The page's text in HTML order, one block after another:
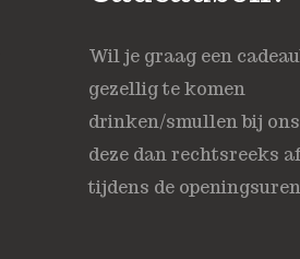
Wil je graag een
gezellig te komen
drinken/smullen bij
deze dan rechtsreeks
tijdens de